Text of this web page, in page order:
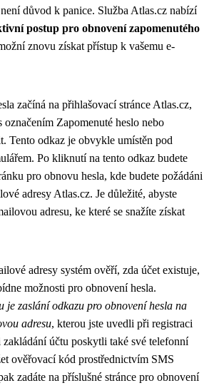
důvod k panice. Služba Atlas.cz nabízí
postup pro obnovení zapomenutého
znovu získat přístup k vašemu e-
začíná na přihlašovací stránce Atlas.cz,
označením Zapomenuté heslo nebo
Tento odkaz je obvykle umístěn pod
Po kliknutí na tento odkaz budete
pro obnovu hesla, kde budete požádáni
adresy Atlas.cz. Je důležité, abyste
adresu, ke které se snažíte získat
adresy systém ověří, zda účet existuje,
možnosti pro obnovení hesla.
je zaslání odkazu pro obnovení hesla na
adresu, kterou jste uvedli při registraci
účtu poskytli také své telefonní
ověřovací kód prostřednictvím SMS
zadáte na příslušné stránce pro obnovení